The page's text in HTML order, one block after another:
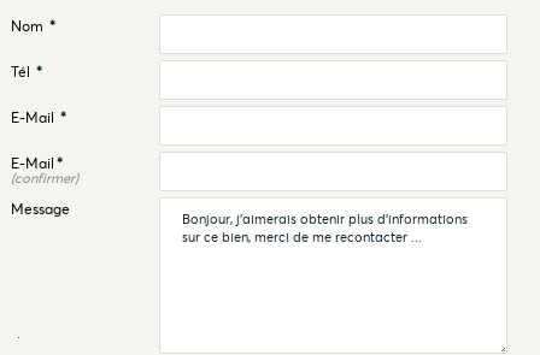
Nom *
Tél *
E-Mail *
E-Mail *
(confirmer)
Message